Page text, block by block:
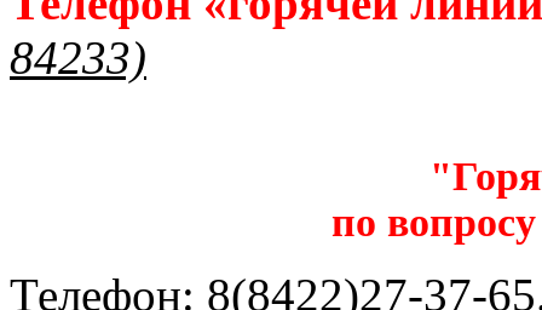
84233)
по
Телефон: 8(8422)27-37-